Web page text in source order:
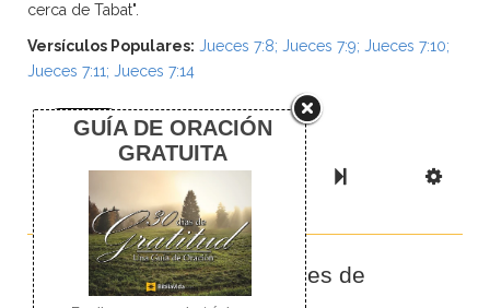
cerca de Tabat".
Versículos Populares: Jueces 7:8; Jueces 7:9; Jueces 7:10;
Jueces 7:11; Jueces 7:14
Previous Book
Previous Chapter
Read the Full Chapter
Next Chapter
Next Book
LEVANTANDOSE pues de